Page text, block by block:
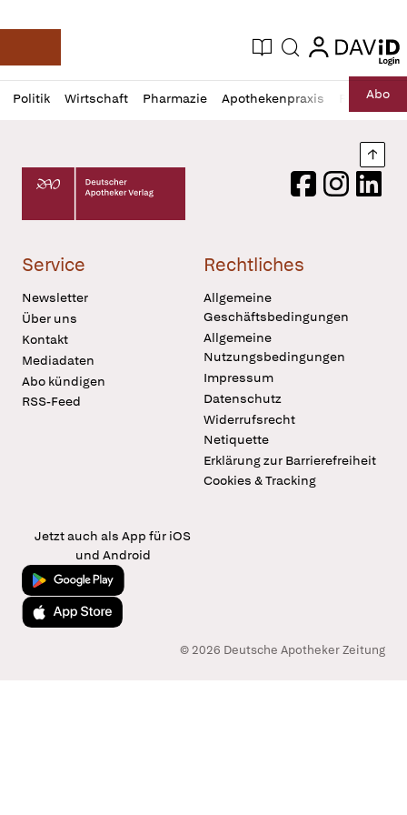
Deutsche Apotheker Zeitung
Aktuelle Ausgabe
Suche login
login
Politik Wirtschaft Pharmazie Apothekenpraxis RechtAbo
Profil
öffnen
Daz
Pur
Deutscher Apotheker Verlag Logo
FacebookInstagram
Service
Newsletter
Über uns
Kontakt
Mediadaten
Abo kündigen
RSS-Feed
Rechtliches
Allgemeine
Geschäftsbedingungen
Allgemeine
Nutzungsbedingungen
Impressum
Datenschutz
Widerrufsrecht
Netiquette
Erklärung zur Barrierefreiheit
Cookies & Tracking
Jetzt auch als App für iOS
und Android
Jetzt bei Google Play
Laden im App Store
© 2026 Deutsche Apotheker Zeitung